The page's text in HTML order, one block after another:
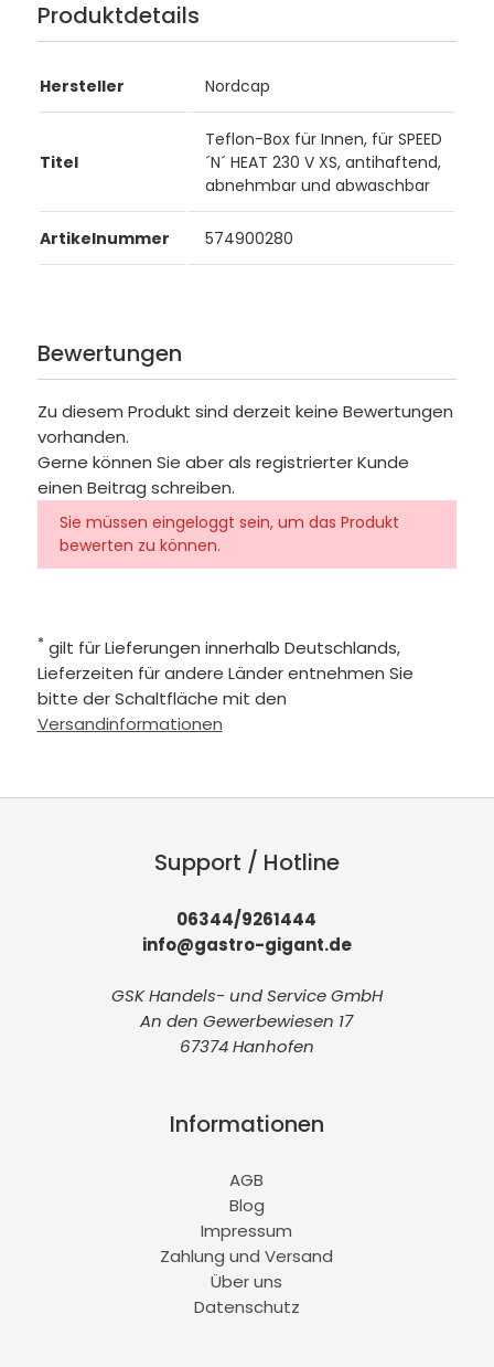
Produktdetails
Hersteller Nordcap
Titel
Teflon-Box für Innen, für SPEED
´N´ HEAT 230 V XS, antihaftend,
abnehmbar und abwaschbar
Artikelnummer 574900280
Bewertungen
Zu diesem Produkt sind derzeit keine Bewertungen
vorhanden.
Gerne können Sie aber als registrierter Kunde
einen Beitrag schreiben.
Sie müssen eingeloggt sein, um das Produkt
bewerten zu können.
* gilt für Lieferungen innerhalb Deutschlands,
Lieferzeiten für andere Länder entnehmen Sie
bitte der Schaltfläche mit den
Versandinformationen
Support / Hotline
06344/9261444
info@gastro-gigant.de
GSK Handels- und Service GmbH
An den Gewerbewiesen 17
67374 Hanhofen
Informationen
AGB
Blog
Impressum
Zahlung und Versand
Über uns
Datenschutz